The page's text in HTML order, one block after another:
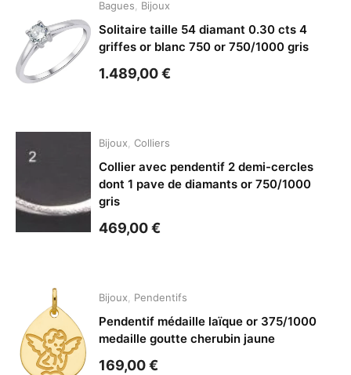
Bagues Bijoux
Solitaire taille 54 diamant 0.30 cts 4
griffes or blanc 750 or 750/1000 gris
1.489,00€
Bijoux Colliers
Collier avec pendentif 2 demi-cercles
dont 1 pave de diamants or 750/1000
gris
469,00€
Bijoux Pendentifs
Pendentif médaille laïque or 375/1000
medaille goutte cherubin jaune
169,00€